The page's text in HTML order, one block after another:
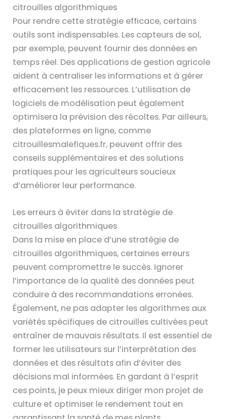
citrouilles algorithmiques
Pour rendre cette stratégie efficace, certains
outils sont indispensables. Les capteurs de sol,
par exemple, peuvent fournir des données en
temps réel. Des applications de gestion agricole
aident à centraliser les informations et à gérer
efficacement les ressources. L’utilisation de
logiciels de modélisation peut également
optimisera la prévision des récoltes. Par ailleurs,
des plateformes en ligne, comme
citrouillesmalefiques.fr, peuvent offrir des
conseils supplémentaires et des solutions
pratiques pour les agriculteurs soucieux
d’améliorer leur performance.
Les erreurs à éviter dans la stratégie de
citrouilles algorithmiques
Dans la mise en place d’une stratégie de
citrouilles algorithmiques, certaines erreurs
peuvent compromettre le succès. Ignorer
l’importance de la qualité des données peut
conduire à des recommandations erronées.
Également, ne pas adapter les algorithmes aux
variétés spécifiques de citrouilles cultivées peut
entraîner de mauvais résultats. Il est essentiel de
former les utilisateurs sur l’interprétation des
données et des résultats afin d’éviter des
décisions mal informées. En gardant à l’esprit
ces points, je peux mieux diriger mon projet de
culture et optimiser le rendement tout en